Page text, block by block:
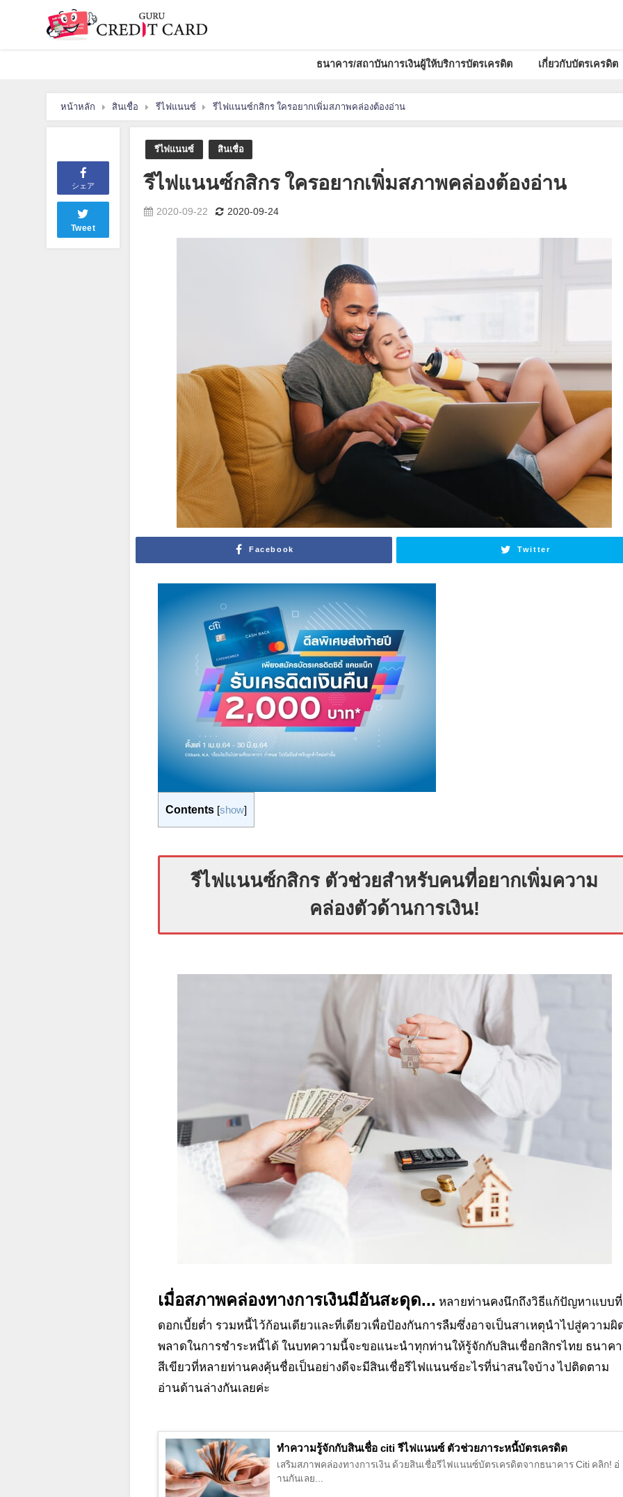
ธนาคาร/สถาบันการเงินผู้ให้บริการบัตรเครดิต เกี่ยวกับบัตรเครดิต
หน้าหลัก สินเชื่อ รีไฟแนนซ์ รีไฟแนนซ์กสิกร ใครอยากเพิ่มสภาพคล่องต้องอ่าน
シェア
Tweet
รีไฟแนนซ์ สินเชื่อ
รีไฟแนนซ์กสิกร ใครอยากเพิ่มสภาพคล่องต้องอ่าน
2020-09-22 2020-09-24
Facebook Twitter
Contents [show]
รีไฟแนนซ์กสิกร ตัวช่วยสำหรับคนที่อยากเพิ่มความ
คล่องตัวด้านการเงิน!
เมื่อสภาพคล่องทางการเงินมีอันสะดุด... หลายท่านคงนึกถึงวิธีแก้ปัญหาแบบที่
ดอกเบี้ยต่ำ รวมหนี้ไว้ก้อนเดียวและที่เดียวเพื่อป้องกันการลืมซึ่งอาจเป็นสาเหตุนำไปสู่ความผิ
พลาดในการชำระหนี้ได้ ในบทความนี้จะขอแนะนำทุกท่านให้รู้จักกับสินเชื่อกสิกรไทย ธนาค
สีเขียวที่หลายท่านคงคุ้นชื่อเป็นอย่างดีจะมีสินเชื่อรีไฟแนนซ์อะไรที่น่าสนใจบ้าง ไปติดตาม
อ่านด้านล่างกันเลยค่ะ
ทำความรู้จักกับสินเชื่อ citi รีไฟแนนซ์ ตัวช่วยภาระหนี้บัตรเครดิต
เสริมสภาพคล่องทางการเงิน ด้วยสินเชื่อรีไฟแนนซ์บัตรเครดิตจากธนาคาร Citi คลิก! อ่
านกันเลย...